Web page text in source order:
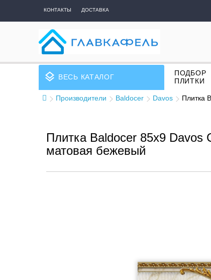
КОНТАКТЫ ДОСТАВКА
layers ВЕСЬ КАТАЛОГ
ПОДБОР
ПЛИТКИ
Производители
Baldocer Davos Плитка
Плитка Baldocer 85x9
матовая бежевый